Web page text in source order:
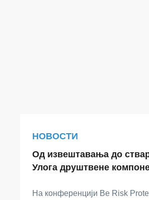
НОВОСТИ
Од извештавања до
Улога друштвене
На конференцији Be Risk